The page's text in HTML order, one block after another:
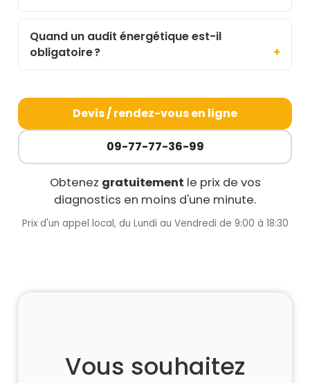
Quand un audit énergétique est-il
obligatoire ?
Devis / rendez-vous en ligne
09-77-77-36-99
Obtenez gratuitement le prix de vos
diagnostics en moins d'une minute.
Prix d'un appel local, du Lundi au Vendredi de 9:00 à 18:30
Vous souhaitez